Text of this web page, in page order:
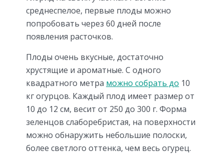
среднеспелое, первые плоды можно
попробовать через 60 дней после
появления расточков.
Плоды очень вкусные, достаточно
хрустящие и ароматные. С одного
квадратного метра можно собрать до 10
кг огурцов. Каждый плод имеет размер от
10 до 12 см, весит от 250 до 300 г. Форма
зеленцов слаборебристая, на поверхности
можно обнаружить небольшие полоски,
более светлого оттенка, чем весь огурец.